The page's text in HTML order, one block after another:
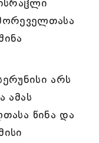
არს
ამას
წინა და